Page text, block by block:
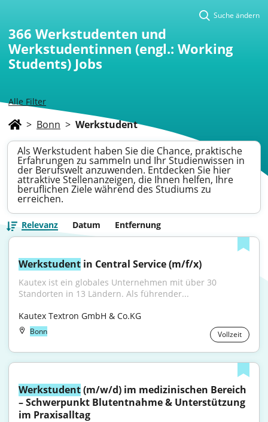
Alle Filter
Suche ändern
366 Werkstudenten und
Werkstudentinnen (engl.: Working
Students) Jobs
> Bonn > Werkstudent
Als Werkstudent haben Sie die Chance, praktische
Erfahrungen zu sammeln und Ihr Studienwissen in
der Berufswelt anzuwenden. Entdecken Sie hier
attraktive Stellenanzeigen, die Ihnen helfen, Ihre
beruflichen Ziele während des Studiums zu
erreichen.
Relevanz Datum Entfernung
Werkstudent in Central Service (m/f/x)
Kautex ist ein globales Unternehmen mit über 30
Standorten in 13 Ländern. Als führender...
Kautex Textron GmbH & Co.KG
Bonn Vollzeit
Werkstudent (m/w/d) im medizinischen Bereich
– Schwerpunkt Blutentnahme & Unterstützung
im Praxisalltag